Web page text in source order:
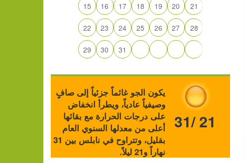
15 16 17 18 19 20 21
22 23 24 25 26 27 28
29 30 31
يكون الجو غائماً جزئياً إلى صافٍ
وصيفياً عادياً، ويطرأ انخفاض
على درجات الحرارة مع بقائها
أعلى من معدلها السنوي العام
بقليل، وتتراوح في نابلس بين 31
نهاراً و21 ليلاً.
31/ 21